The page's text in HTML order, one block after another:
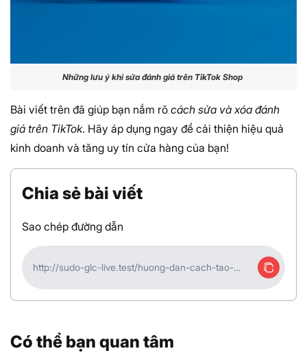
Những lưu ý khi sửa đánh giá trên TikTok Shop
Bài viết trên đã giúp bạn nắm rõ cách sửa và xóa đánh
giá trên TikTok. Hãy áp dụng ngay để cải thiện hiệu quả
kinh doanh và tăng uy tín cửa hàng của bạn!
Chia sẻ bài viết
Sao chép đường dẫn
http://sudo-glc-live.test/huong-dan-cach-tao-
Có thể bạn quan tâm